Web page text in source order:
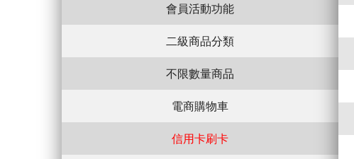
會員活動功能
二級商品分類
不限數量商品
電商購物車
信用卡刷卡